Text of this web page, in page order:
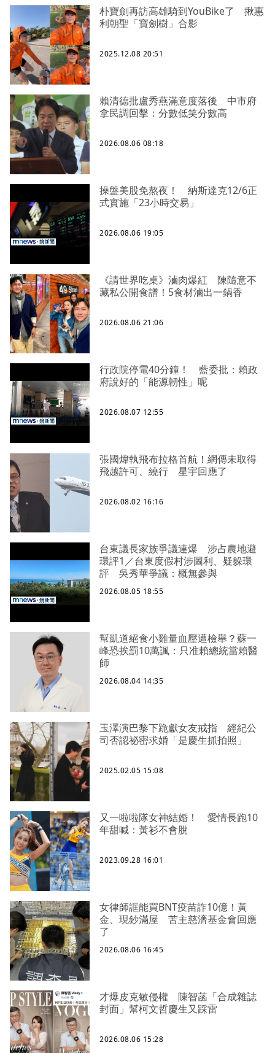
朴寶劍再訪高雄騎到YouBike了 揪惠
利朝聖「寶劍樹」合影
2025.12.08 20:51
賴清德批盧秀燕滿意度落後 中市府
拿民調回擊：分數低笑分數高
2026.08.06 08:18
操盤美股免熬夜！ 納斯達克12/6正
式實施「23小時交易」
2026.08.06 19:05
《請世界吃桌》滷肉爆紅 陳隨意不
藏私公開食譜！5食材滷出一鍋香
2026.08.06 21:06
行政院停電40分鐘！ 藍委批：賴政
府說好的「能源韌性」呢
2026.08.07 12:55
張國煒執飛布拉格首航！網傳未取得
飛越許可、繞行 星宇回應了
2026.08.02 16:16
台東議長家族爭議連爆 涉占農地避
環評1／台東度假村涉圖利、疑躲環
評 吳秀華爭議：概無參與
2026.08.05 18:55
幫凱道絕食小雞量血壓遭檢舉？蘇一
峰恐挨罰10萬諷：只准賴總統當賴醫
師
2026.08.04 14:35
玉澤演巴黎下跪獻女友戒指 經紀公
司否認祕密求婚「是慶生抓拍照」
2025.02.05 15:08
又一啦啦隊女神結婚！ 愛情長跑10
年甜喊：黃衫不會脫
2023.09.28 16:01
女律師誆能買BNT疫苗詐10億！黃
金、現鈔滿屋 苦主慈濟基金會回應
了
2026.08.06 16:45
才爆皮克敏侵權 陳智菡「合成雜誌
封面」幫柯文哲慶生又踩雷
2026.08.06 15:28